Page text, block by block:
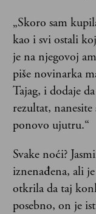
„Skoro sam
kao i svi ostali
je na njegovoj
piše novinarka
Tajag, i dodaje
rezultat,
ponovo ujutru.“
Svake noći?
iznenađena, ali
otkrila da taj
posebno, on je